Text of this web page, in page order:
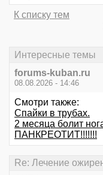
К списку тем
Интересные темы
forums-kuban.ru
08.08.2026 - 14:46
Смотри также:
Спайки в трубах.
2 месяца болит
ПАНКРЕОТИТ!!!!!!!
Re: Лечение